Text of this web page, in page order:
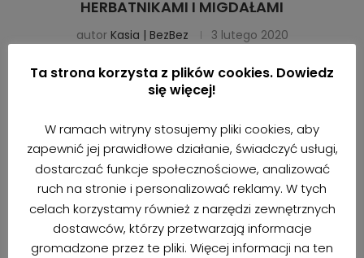
HERBATNIKAMI I MIGDAŁAMI
autor Kasia | BezBez 3 lutego 2020
ZOBACZ PRZEPIS
Ta strona korzysta z plików cookies. Dowiedz
się więcej!
W ramach witryny stosujemy pliki cookies, aby
zapewnić jej prawidłowe działanie, świadczyć usługi,
dostarczać funkcje społecznościowe, analizować
ruch na stronie i personalizować reklamy. W tych
celach korzystamy również z narzędzi zewnętrznych
dostawców, którzy przetwarzają informacje
gromadzone przez te pliki. Więcej informacji na ten